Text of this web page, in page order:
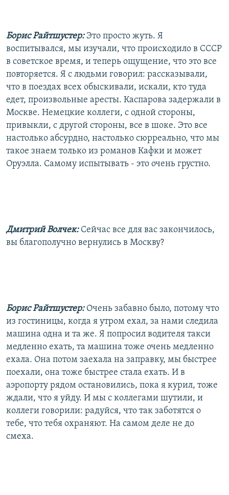
Борис Райтшустер: Это просто жуть. Я
воспитывался, мы изучали, что происходило в СССР
в советское время, и теперь ощущение, что это все
повторяется. Я с людьми говорил: рассказывали,
что в поездах всех обыскивали, искали, кто туда
едет, произвольные аресты. Каспарова задержали в
Москве. Немецкие коллеги, с одной стороны,
привыкли, с другой стороны, все в шоке. Это все
настолько абсурдно, настолько сюрреально, что мы
такое знаем только из романов Кафки и может
Оруэлла. Самому испытывать - это очень грустно.
Дмитрий Волчек: Сейчас все для вас закончилось,
вы благополучно вернулись в Москву?
Борис Райтшустер: Очень забавно было, потому что
из гостиницы, когда я утром ехал, за нами следила
машина одна и та же. Я попросил водителя такси
медленно ехать, та машина тоже очень медленно
ехала. Она потом заехала на заправку, мы быстрее
поехали, она тоже быстрее стала ехать. И в
аэропорту рядом остановились, пока я курил, тоже
ждали, что я уйду. И мы с коллегами шутили, и
коллеги говорили: радуйся, что так заботятся о
тебе, что тебя охраняют. На самом деле не до
смеха.